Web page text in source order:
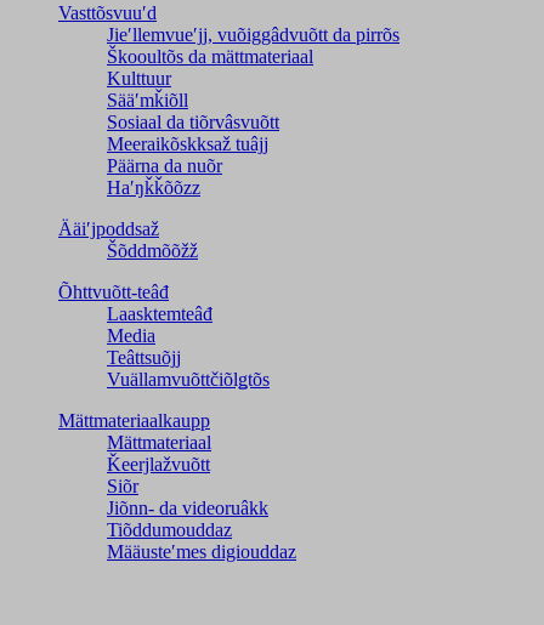
Vasttõsvuuʹd
Jieʹllemvueʹjj, vuõiggâdvuõtt da pirrõs
Škooultõs da mättmateriaal
Kulttuur
Sääʹmǩiõll
Sosiaal da tiõrvâsvuõtt
Meeraikõskksaž tuâjj
Päärna da nuõr
Haʹŋǩǩõõzz
Ääiʹjpoddsaž
Šõddmõõžž
Õhttvuõtt-teâđ
Laasktemteâđ
Media
Teâttsuõjj
Vuällamvuõttčiõlǥtõs
Mättmateriaalkaupp
Mättmateriaal
Ǩeerjlažvuõtt
Siõr
Jiõnn- da videoruâkk
Tiõddumouddaz
Määusteʹmes digiouddaz